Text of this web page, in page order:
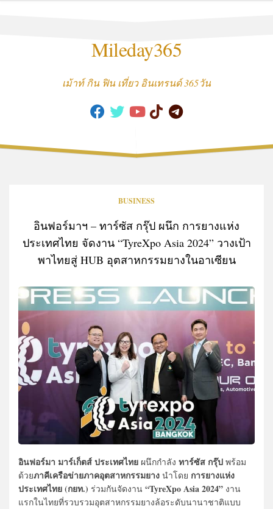
Mileday365
เม้าท์ กิน ฟิน เที่ยว อินเทรนด์ 365วัน
BUSINESS
อินฟอร์มาฯ – ทาร์ซัส กรุ๊ป ผนึก การยางแห่ง
ประเทศไทย จัดงาน “TyreXpo Asia 2024” วางเป้า
พาไทยสู่ HUB อุตสาหกรรมยางในอาเซียน
อินฟอร์มา มาร์เก็ตส์ ประเทศไทย ผนึกกำลัง ทาร์ซัส กรุ๊ป พร้อม
ด้วยภาคีเครือข่ายภาคอุตสาหกรรมยาง นำโดย การยางแห่ง
ประเทศไทย (กยท.) ร่วมกันจัดงาน “TyreXpo Asia 2024” งาน
แรกในไทยที่รวบรวมอุตสาหกรรมยางล้อระดับนานาชาติแบบ